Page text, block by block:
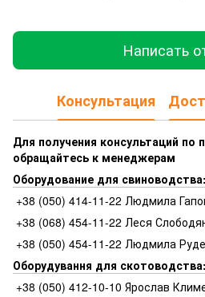
Написать
Консультация
Для получения консультаций по
обращайтесь к менеджерам
Оборудование для свиноводства:
+38 (050) 414-11-22 Людмила
+38 (068) 454-11-22 Леся
+38 (050) 454-11-22 Людмила
Оборудування для скотоводства:
+38 (050) 412-10-10 Ярослав